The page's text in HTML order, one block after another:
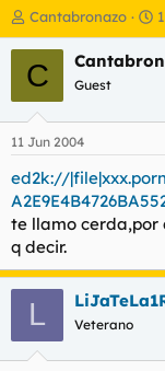
I
n
i
c
a
d
o
r
d
e
t
e
m
Cantabronazo
F
e
c
i
n
i
c
C Guest
11 Jun 2004
ed2k://
te llamo cerda,por
q decir.
L Veterano